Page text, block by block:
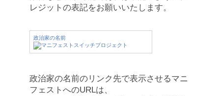
レジットの表記をお願いいたします。
政治家の名前
政治家の名前のリンク先で表示させるマニ
フェストへのURLは、